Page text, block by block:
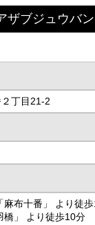
ザブジュウバ
丁目21-2
麻布十番」 より徒
橋」 より徒歩10分